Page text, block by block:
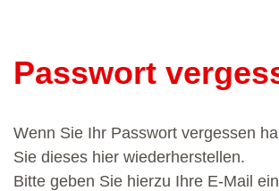
Passwort
Wenn Sie Ihr Passwort vergessen
Sie dieses hier wiederherstellen.
Bitte geben Sie hierzu Ihre E-Mail